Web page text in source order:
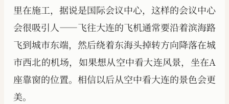
里在施工，据说是国际会议中心，这样的会议中心
会很吸引人——飞往大连的飞机通常要沿着滨海路
飞到城市东端，然后绕着东海头掉转方向降落在城
市西北的机场，如果想从空中看大连风景，坐在A
座靠窗的位置。相信以后从空中看大连的景色会更
美。